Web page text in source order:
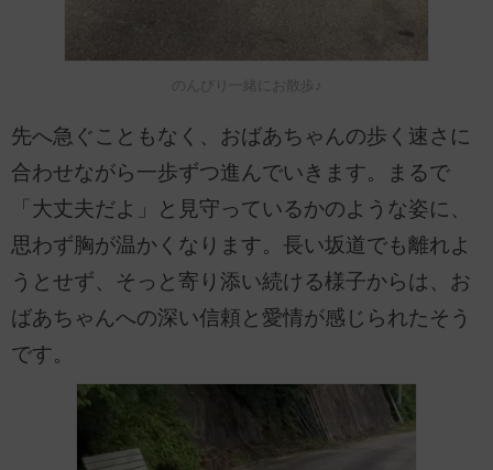
のんびり一緒にお散歩♪
先へ急ぐこともなく、おばあちゃんの歩く速さに
合わせながら一歩ずつ進んでいきます。まるで
「大丈夫だよ」と見守っているかのような姿に、
思わず胸が温かくなります。長い坂道でも離れよ
うとせず、そっと寄り添い続ける様子からは、お
ばあちゃんへの深い信頼と愛情が感じられたそう
です。